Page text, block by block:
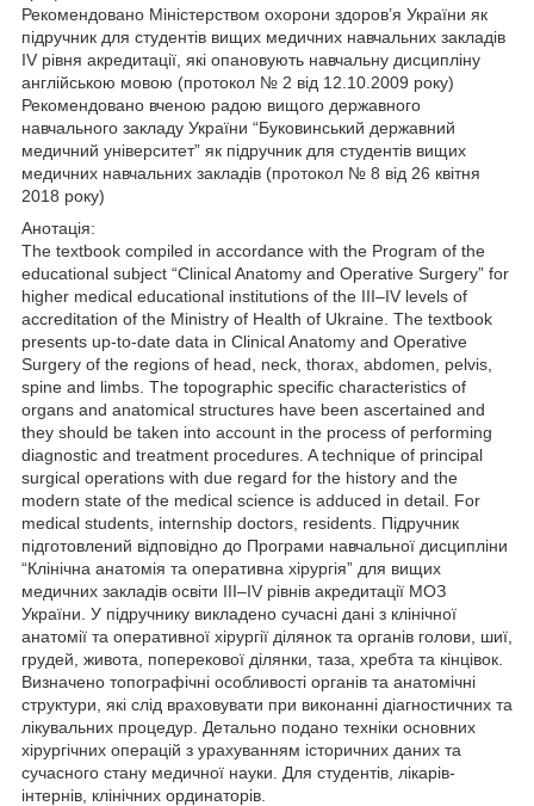
Рекомендовано Міністерством охорони здоров’я України як
підручник для студентів вищих медичних навчальних закладів
IV рівня акредитації, які опановують навчальну дисципліну
англійською мовою (протокол № 2 від 12.10.2009 року)
Рекомендовано вченою радою вищого державного
навчального закладу України “Буковинський державний
медичний університет” як підручник для студентів вищих
медичних навчальних закладів (протокол № 8 від 26 квітня
2018 року)
Анотація:
The textbook compiled in accordance with the Program of the
educational subject “Clinical Anatomy and Operative Surgery” for
higher medical educational institutions of the III–IV levels of
accreditation of the Ministry of Health of Ukraine. The textbook
presents up-to-date data in Clinical Anatomy and Operative
Surgery of the regions of head, neck, thorax, abdomen, pelvis,
spine and limbs. The topographic specific characteristics of
organs and anatomical structures have been ascertained and
they should be taken into account in the process of performing
diagnostic and treatment procedures. A technique of principal
surgical operations with due regard for the history and the
modern state of the medical science is adduced in detail. For
medical students, internship doctors, residents. Підручник
підготовлений відповідно до Програми навчальної дисципліни
“Клінічна анатомія та оперативна хірургія” для вищих
медичних закладів освіти ІІІ–ІV рівнів акредитації МОЗ
України. У підручнику викладено сучасні дані з клінічної
анатомії та оперативної хірургії ділянок та органів голови, шиї,
грудей, живота, поперекової ділянки, таза, хребта та кінцівок.
Визначено топографічні особ­ливості органів та анатомічні
структури, які слід враховувати при виконанні діагностичних та
лікувальних процедур. Детально подано техніки основних
хірургічних операцій з урахуванням історичних даних та
сучасного стану медичної науки. Для студентів, лікарів-
інтернів, клінічних ординаторів.